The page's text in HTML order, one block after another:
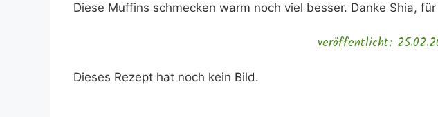
Diese Muffins schmecken warm noch viel besser. Danke Shia,
veröffentlicht:
Dieses Rezept hat noch kein Bild.